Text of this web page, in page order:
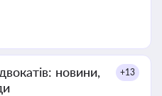
новини,
+13